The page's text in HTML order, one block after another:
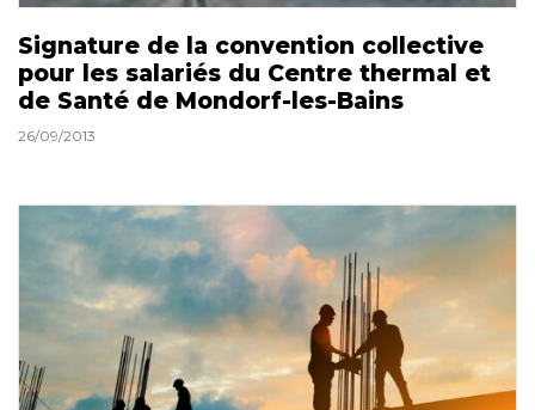
Signature de la convention collective
pour les salariés du Centre thermal et
de Santé de Mondorf-les-Bains
26/09/2013